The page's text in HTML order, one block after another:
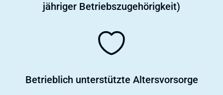
jähriger Betriebszugehörigkeit)
Betrieblich unterstützte Altersvorsorge